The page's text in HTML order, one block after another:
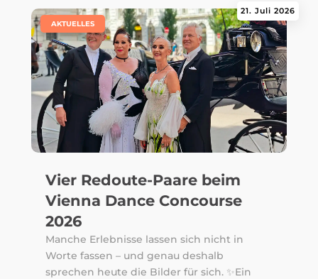
Vier Redoute-Paare beim
Vienna Dance Concourse
2026
21. Juli 2026
AKTUELLES
Manche Erlebnisse lassen sich nicht in
Worte fassen – und genau deshalb
sprechen heute die Bilder für sich. ✨Ein